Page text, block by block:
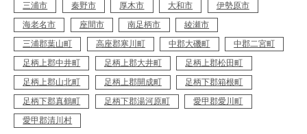
三浦市
秦野市 厚木市 大和市
伊勢原市
海老名市
座間市 南足柄市
綾瀬市
三浦郡葉山町
高座郡寒川町 中郡大磯町
中郡二宮町
足柄上郡中井町
足柄上郡大井町
足柄上郡松田町
足柄上郡山北町
足柄上郡開成町
足柄下郡箱根町
足柄下郡真鶴町
足柄下郡湯河原町
愛甲郡愛川町
愛甲郡清川村